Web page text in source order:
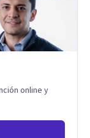
online y